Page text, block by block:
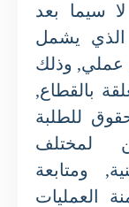
سيما بعد
يشمل
برنامج عملي, وذلك
بالقطاع,
للطلبة
لمختلف
ومتابعة
العمليات